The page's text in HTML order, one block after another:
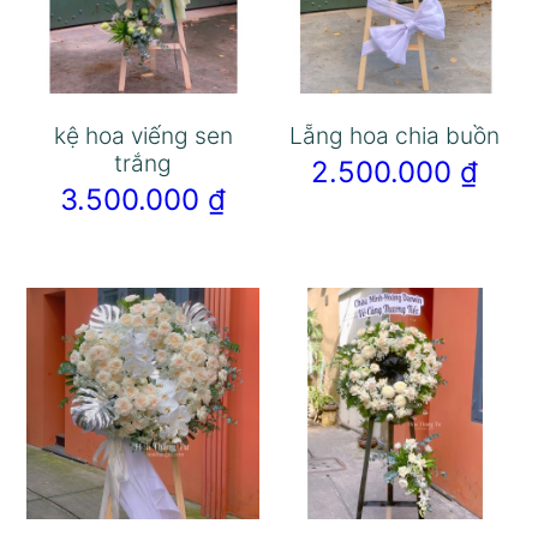
kệ hoa viếng sen
trắng
3.500.000 ₫
Lẵng hoa chia buồn
2.500.000 ₫